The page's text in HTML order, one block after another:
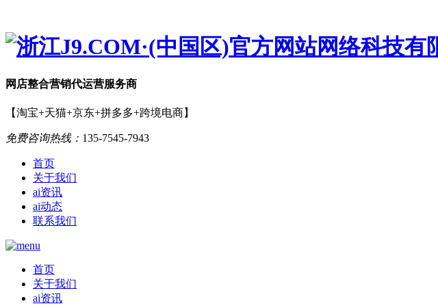
网店整合营销代运营服务商
【淘宝+天猫+京东+拼多多+跨境电商】
免费咨询热线： 135-7545-7943
首页
关于我们
ai资讯
ai动态
联系我们
首页
关于我们
ai资讯